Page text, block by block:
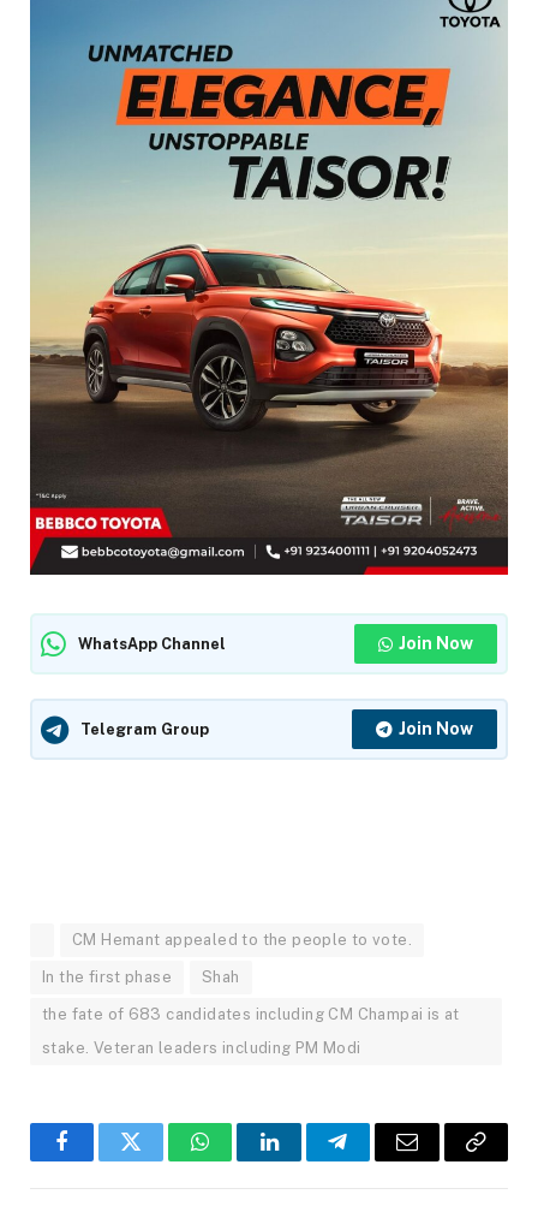
WhatsApp Channel Join Now
Telegram Group Join Now
CM Hemant appealed to the people to vote.
In the first phase Shah
the fate of 683 candidates including CM Champai is at
stake. Veteran leaders including PM Modi
FacebookTwitter WhatsAppLinkedInTelegramEmail
Copy